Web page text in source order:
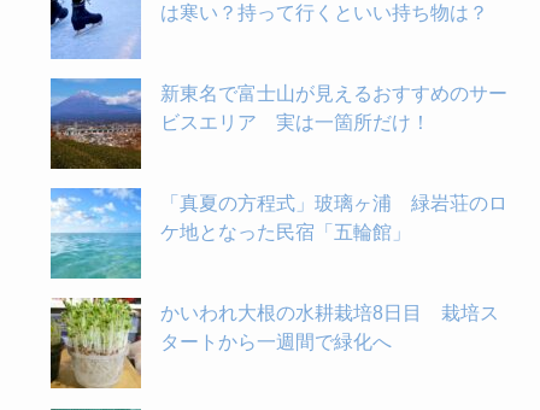
は寒い？持って行くといい持ち物は？
新東名で富士山が見えるおすすめのサー
ビスエリア 実は一箇所だけ！
「真夏の方程式」玻璃ヶ浦 緑岩荘のロ
ケ地となった民宿「五輪館」
かいわれ大根の水耕栽培8日目 栽培ス
タートから一週間で緑化へ